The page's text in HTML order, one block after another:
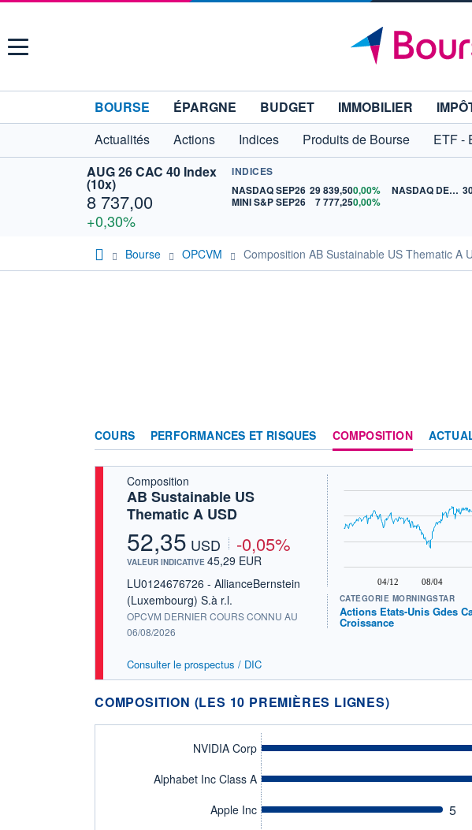
Menu
BOURSE ÉPARGNE BUDGET IMMOBILIER
Actualités
Actions Indices Produits de Bourse ETF -
AUG 26 CAC 40 Index
(10x)
8 737,00
+0,30%
INDICES
NASDAQ SEP26 29 839,500,00%
MINI S&P SEP26
7 777,250,00%
NASDAQ DEC26
Bourse OPCVM Composition AB Sustainable US Thematic A
COURS PERFORMANCES ET RISQUES COMPOSITION
Composition
AB Sustainable US
Thematic A USD
52,35 USD -0,05%
VALEUR INDICATIVE 45,29 EUR
LU0124676726 - AllianceBernstein
(Luxembourg) S.à r.l.
OPCVM DERNIER COURS CONNU AU
06/08/2026
Consulter le prospectus / DIC
04/12 08/04
CATÉGORIE MORNINGSTAR
Actions Etats-Unis Gdes
Croissance
COMPOSITION (LES 10 PREMIÈRES LIGNES)
NVIDIA Corp
Alphabet Inc Class A
Apple Inc 5